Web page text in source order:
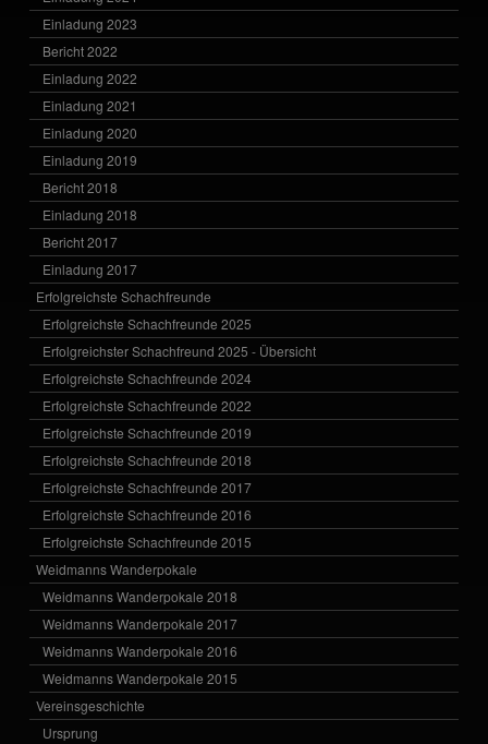
Einladung 2023
Bericht 2022
Einladung 2022
Einladung 2021
Einladung 2020
Einladung 2019
Bericht 2018
Einladung 2018
Bericht 2017
Einladung 2017
Erfolgreichste Schachfreunde
Erfolgreichste Schachfreunde 2025
Erfolgreichster Schachfreund 2025 - Übersicht
Erfolgreichste Schachfreunde 2024
Erfolgreichste Schachfreunde 2022
Erfolgreichste Schachfreunde 2019
Erfolgreichste Schachfreunde 2018
Erfolgreichste Schachfreunde 2017
Erfolgreichste Schachfreunde 2016
Erfolgreichste Schachfreunde 2015
Weidmanns Wanderpokale
Weidmanns Wanderpokale 2018
Weidmanns Wanderpokale 2017
Weidmanns Wanderpokale 2016
Weidmanns Wanderpokale 2015
Vereinsgeschichte
Ursprung